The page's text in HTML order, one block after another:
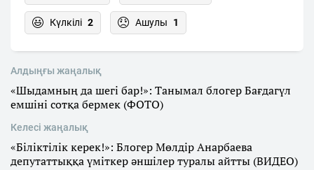
Күлкілі 2 Ашулы 1
Алдыңғы жаңалық
«Шыдамның да шегі бар!»: Танымал блогер Бағдагүл
емшіні сотқа бермек (ФОТО)
Келесі жаңалық
«Біліктілік керек!»: Блогер Мөлдір Анарбаева
депутаттыққа үміткер әншілер туралы айтты (ВИДЕО)